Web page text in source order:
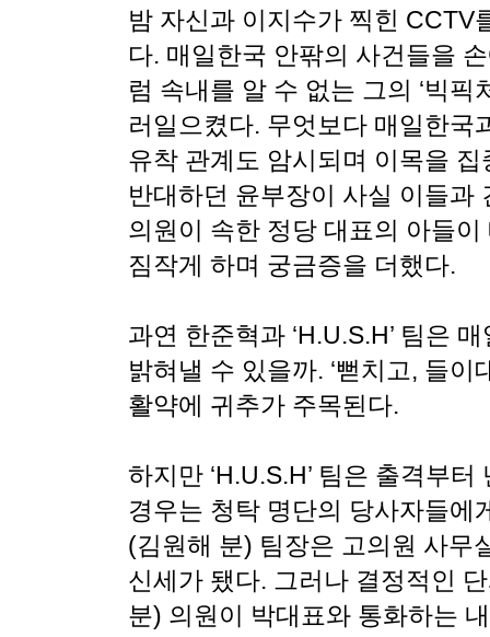
밤 자신과 이지수가 찍힌 CCTV
다. 매일한국 안팎의 사건들을
럼 속내를 알 수 없는 그의 ‘빅픽
러일으켰다. 무엇보다 매일한국
유착 관계도 암시되며 이목을
반대하던 윤부장이 사실 이들과
의원이 속한 정당 대표의 아들
짐작게 하며 궁금증을 더했다.
과연 한준혁과 ‘H.U.S.H’ 팀은
밝혀낼 수 있을까. ‘뻗치고, 들이
활약에 귀추가 주목된다.
하지만 ‘H.U.S.H’ 팀은 출격부
경우는 청탁 명단의 당사자들에
(김원해 분) 팀장은 고의원 사무
신세가 됐다. 그러나 결정적인
분) 의원이 박대표와 통화하는